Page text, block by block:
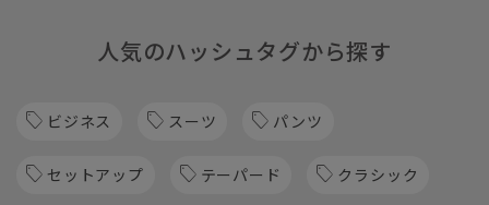
人気のハッシュタグから探す
ビジネス スーツ パンツ
セットアップ テーパード クラシック